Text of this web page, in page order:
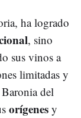
ha logrado
, sino
sus vinos a
limitadas y
del
orígenes y